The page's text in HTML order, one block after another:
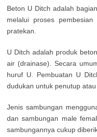
Beton U Ditch adalah
melalui proses
pratekan.
U Ditch adalah produk
air (drainase). Secara
huruf U. Pembuatan U
dudukan untuk penutup atau
Jenis sambungan
dan sambungan male
sambungannya cukup